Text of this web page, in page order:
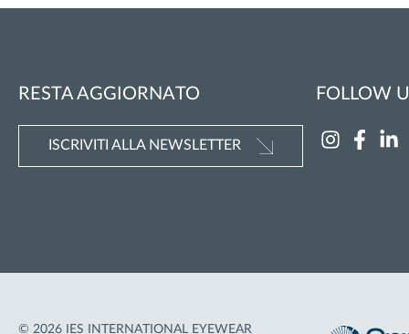
RESTA AGGIORNATO
ISCRIVITI ALLA NEWSLETTER
FOLLOW
© 2026 IES INTERNATIONAL EYEWEAR